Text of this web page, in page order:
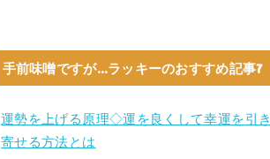
手前味噌ですが…ラッキーのおすすめ記事7
運勢を上げる原理◇運を良くして幸運を引き
寄せる方法とは